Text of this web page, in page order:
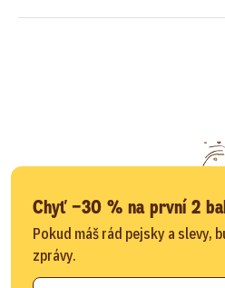
Chyť −30 % na první 2
Pokud máš rád pejsky a slevy,
zprávy.